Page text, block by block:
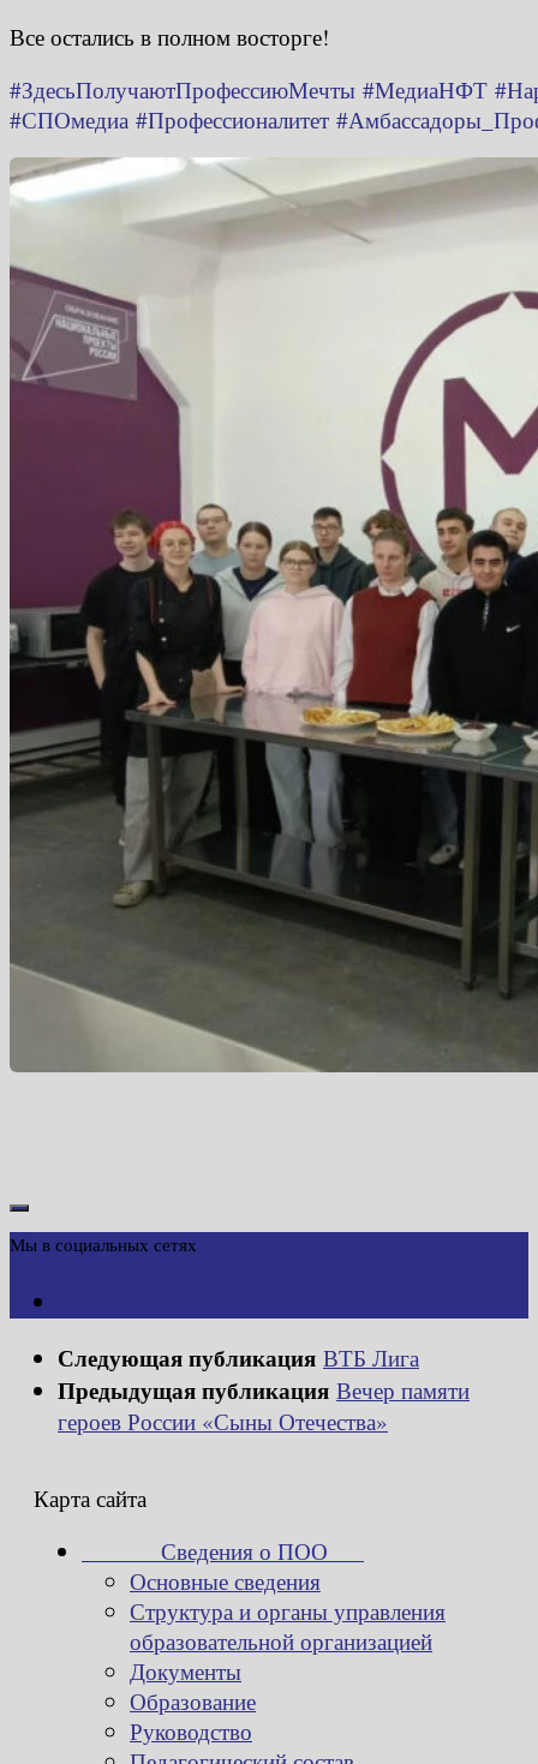
Все остались в полном восторге!
#ЗдесьПолучаютПрофессиюМечты #МедиаНФТ
#СПОмедиа #Профессионалитет
Мы в социальных сетях
Следующая публикация ВТБ Лига
Предыдущая публикация Вечер памяти
героев России «Сыны Отечества»
Карта сайта
Сведения о ПОО
Основные сведения
Структура и органы управления
образовательной организацией
Документы
Образование
Руководство